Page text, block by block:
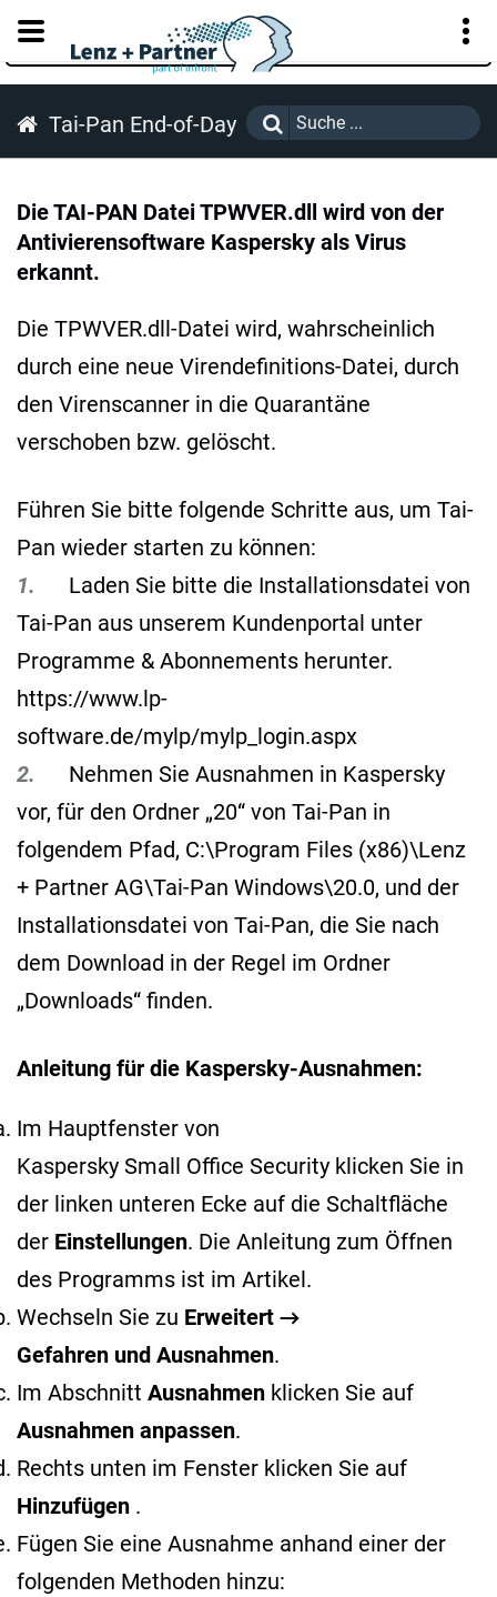
KUNDENPORTAL
Tai-Pan End-of-Day
Die TAI-PAN Datei TPWVER.dll wird von der
Antivierensoftware Kaspersky als Virus
erkannt.
Die TPWVER.dll-Datei wird, wahrscheinlich
durch eine neue Virendefinitions-Datei, durch
den Virenscanner in die Quarantäne
verschoben bzw. gelöscht.
Führen Sie bitte folgende Schritte aus, um Tai-
Pan wieder starten zu können:
1.
Laden Sie bitte die Installationsdatei von
Tai-Pan aus unserem Kundenportal unter
Programme & Abonnements herunter.
https://www.lp-
software.de/mylp/mylp_login.aspx
2.
Nehmen Sie Ausnahmen in Kaspersky
vor, für den Ordner „20“ von Tai-Pan in
folgendem Pfad, C:\Program Files (x86)\Lenz
+ Partner AG\Tai-Pan Windows\20.0, und der
Installationsdatei von Tai-Pan, die Sie nach
dem Download in der Regel im Ordner
„Downloads“ finden.
Anleitung für die Kaspersky-Ausnahmen:
Im Hauptfenster von
Kaspersky Small Office Security klicken Sie in
der linken unteren Ecke auf die Schaltfläche
der Einstellungen. Die Anleitung zum Öffnen
des Programms ist im Artikel.
Wechseln Sie zu Erweitert →
Gefahren und Ausnahmen.
Im Abschnitt Ausnahmen klicken Sie auf
Ausnahmen anpassen.
Rechts unten im Fenster klicken Sie auf
Hinzufügen .
Fügen Sie eine Ausnahme anhand einer der
folgenden Methoden hinzu: